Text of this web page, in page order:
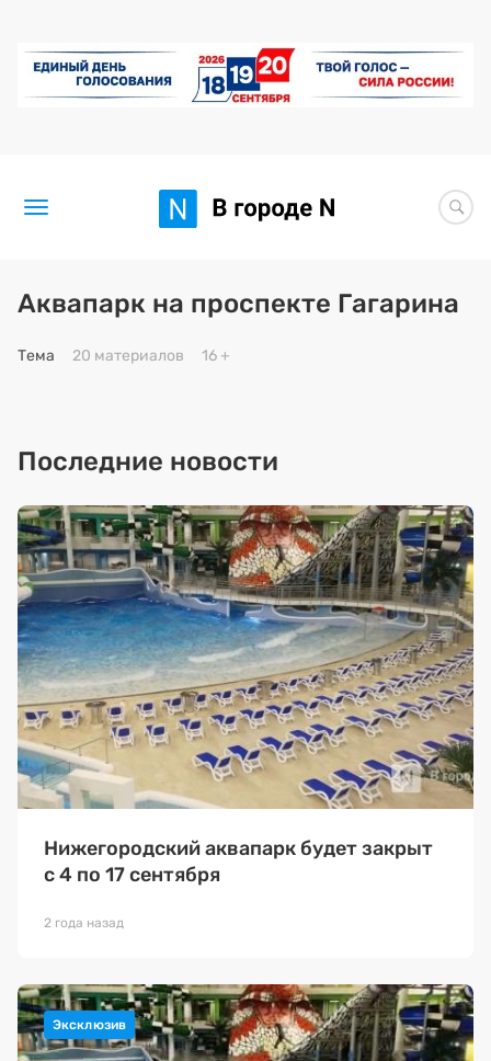
Новости
Премия 2026 (текущая)
Премия 2025
Эксперты
Аквапарк на проспекте Гагарина
Тема 20 материалов 16 +
Последние новости
Нижегородский аквапарк будет закрыт
с 4 по 17 сентября
2 года назад